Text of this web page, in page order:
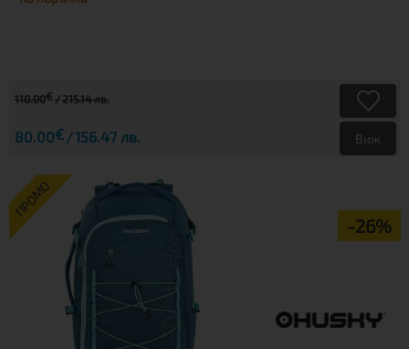
110.00€ 215.14 лв.
80.00€ 156.47 лв. Виж
ПРОМО
-26%